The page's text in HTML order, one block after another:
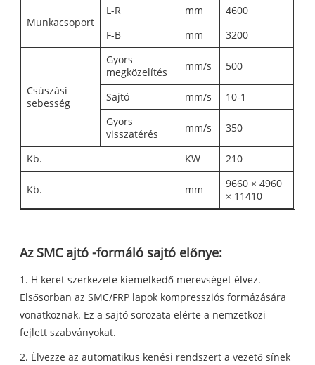
Munkacsoport
L-R mm
4600
F-B
mm 3200
Csúszási
sebesség
Gyors
megközelítés
mm/s 500
Sajtó mm/s
10-1
Gyors
visszatérés
mm/s 350
Kb. KW 210
Kb. mm
9660 × 4960
× 11410
Az SMC ajtó -formáló sajtó előnye:
1. H keret szerkezete kiemelkedő merevséget élvez.
Elsősorban az SMC/FRP lapok kompressziós formázására
vonatkoznak. Ez a sajtó sorozata elérte a nemzetközi
fejlett szabványokat.
2. Élvezze az automatikus kenési rendszert a vezető sínek